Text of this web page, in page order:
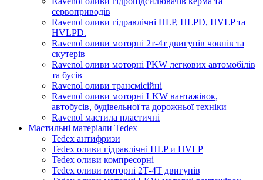
сервоприводів
Ravenol оливи гідравлічні HLP, HLPD, HVLP та
HVLPD.
Ravenol оливи моторні 2т-4т двигунів човнів та
скутерів
Ravenol оливи моторні PKW легкових автомобілів
та бусів
Ravenol оливи трансмісійні
Ravenol оливи моторні LKW вантажівок,
автобусів, будівельної та дорожньої техніки
Ravenol мастила пластичні
Мастильні матеріали Tedex
Tedex антифризи
Tedex оливи гідравлічні HLP и HVLP
Tedex оливи компресорні
Tedex оливи моторні 2Т-4Т двигунів